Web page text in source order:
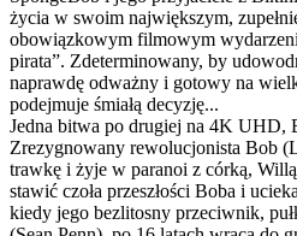
życia w swoim największym,
obowiązkowym filmowym
pirata”. Zdeterminowany, by
naprawdę odważny i gotowy na
podejmuje śmiałą decyzję...
Jedna bitwa po drugiej na 4K
Zrezygnowany rewolucjonista Bob
trawkę i żyje w paranoi z córką,
stawić czoła przeszłości Boba i
kiedy jego bezlitosny przeciwnik,